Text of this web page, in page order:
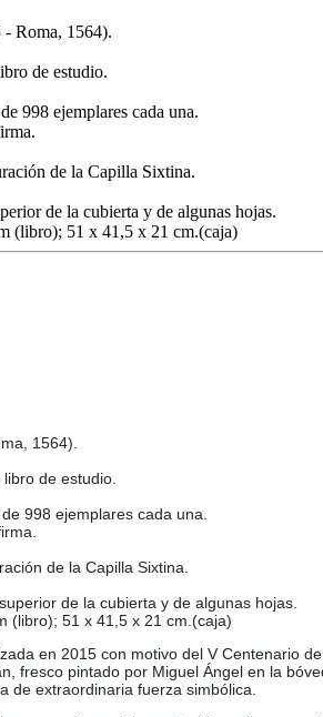
Roma, 1564).
de estudio.
998 ejemplares cada una.
de la Capilla Sixtina.
de la cubierta y de algunas hojas.
(libro); 51 x 41,5 x 21 cm.(caja)
1564).
de estudio.
998 ejemplares cada una.
de la Capilla Sixtina.
de la cubierta y de algunas hojas.
(libro); 51 x 41,5 x 21 cm.(caja)
en 2015 con motivo del V Centenario
fresco pintado por Miguel Ángel en la
de extraordinaria fuerza simbólica.